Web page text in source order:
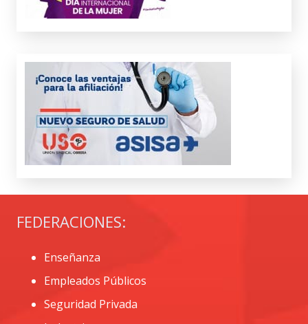
FEDERACIONES:
Enseñanza
Empleados Públicos
Seguridad Privada